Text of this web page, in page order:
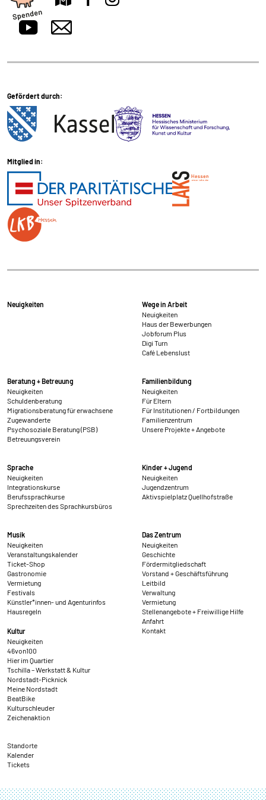
Gefördert durch:
Mitglied in:
Neuigkeiten
Wege in Arbeit
Neuigkeiten
Haus der Bewerbungen
Jobforum Plus
Digi Turn
Café Lebenslust
Beratung + Betreuung
Neuigkeiten
Schuldenberatung
Migrationsberatung für erwachsene
Zugewanderte
Psychosoziale Beratung (PSB)
Betreuungsverein
Familienbildung
Neuigkeiten
Für Eltern
Für Institutionen / Fortbildungen
Familienzentrum
Unsere Projekte + Angebote
Sprache
Neuigkeiten
Integrationskurse
Berufssprachkurse
Sprechzeiten des Sprachkursbüros
Kinder + Jugend
Neuigkeiten
Jugendzentrum
Aktivspielplatz Quellhofstraße
Musik
Neuigkeiten
Veranstaltungskalender
Ticket-Shop
Gastronomie
Vermietung
Festivals
Künstler*innen- und Agenturinfos
Hausregeln
Kultur
Neuigkeiten
46von100
Hier im Quartier
Tschilla – Werkstatt & Kultur
Nordstadt-Picknick
Meine Nordstadt
BeatBike
Kulturschleuder
Zeichenaktion
Das Zentrum
Neuigkeiten
Geschichte
Fördermitgliedschaft
Vorstand + Geschäftsführung
Leitbild
Verwaltung
Vermietung
Stellenangebote + Freiwillige Hilfe
Anfahrt
Kontakt
Standorte
Kalender
Tickets
übertragen.
Sendinblue
Anbieter:
Sendinblue GmbH, Köpenicker Straße 126, 10179
Berlin
Dauer der Sitzung
EXTERNE MEDIEN
Google Maps und Google Fonts
_ga, _gid, _gat_*, test_cookie
Street Dublin 4 Irland
Zweck:
Anzeige von Google Maps Karten